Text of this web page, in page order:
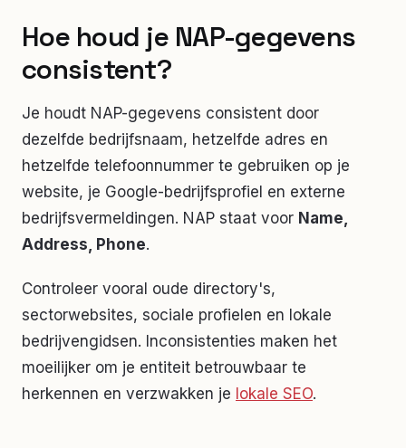
Hoe houd je NAP-gegevens
consistent?
Je houdt NAP-gegevens consistent door
dezelfde bedrijfsnaam, hetzelfde adres en
hetzelfde telefoonnummer te gebruiken op je
website, je Google-bedrijfsprofiel en externe
bedrijfsvermeldingen. NAP staat voor Name,
Address, Phone.
Controleer vooral oude directory's,
sectorwebsites, sociale profielen en lokale
bedrijvengidsen. Inconsistenties maken het
moeilijker om je entiteit betrouwbaar te
herkennen en verzwakken je lokale SEO.